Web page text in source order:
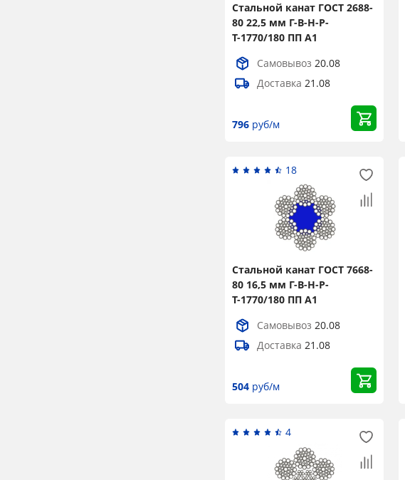
Стальной канат ГОСТ 2688-
80 22,5 мм Г-В-Н-Р-
Т-1770/180 ПП А1
Самовывоз 20.08
Доставка 21.08
796 руб/м
18
Стальной канат ГОСТ 7668-
80 16,5 мм Г-В-Н-Р-
Т-1770/180 ПП А1
Самовывоз 20.08
Доставка 21.08
504 руб/м
4